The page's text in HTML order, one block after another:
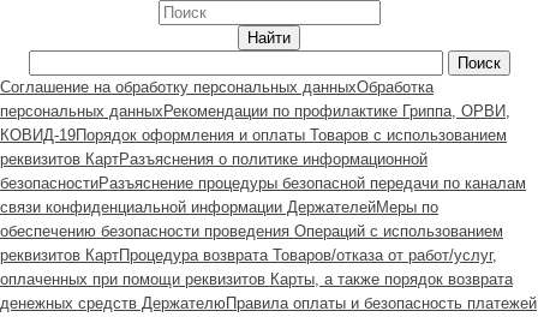
Соглашение на обработку персональных данныхОбработка
персональных данных Рекомендации по профилактике Гриппа, ОРВИ,
КОВИД-19Порядок оформления и оплаты Товаров с использованием
реквизитов КартРазъяснения о политике информационной
безопасностиРазъяснение процедуры безопасной передачи по каналам
связи конфиденциальной информации ДержателейМеры по
обеспечению безопасности проведения Операций с использованием
реквизитов КартПроцедура возврата Товаров/отказа от работ/услуг,
оплаченных при помощи реквизитов Карты, а также порядок возврата
денежных средств ДержателюПравила оплаты и безопасность платежей